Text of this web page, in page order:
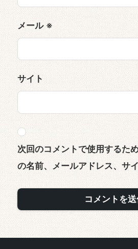
メール ※
サイト
次回のコメントで使用するた
の名前、メールアドレス、サ